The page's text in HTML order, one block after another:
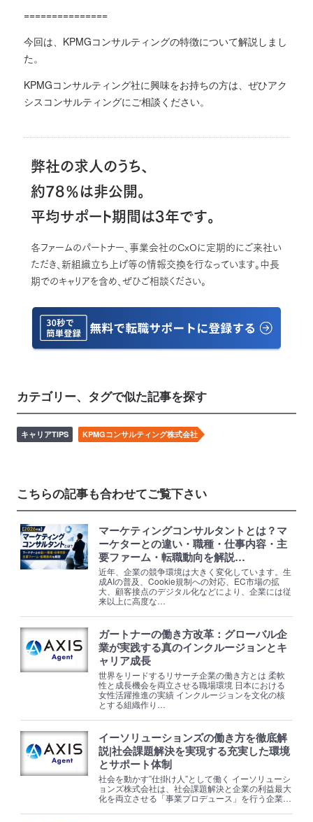
===============
今回は、KPMGコンサルティングの特徴について解説しまし
た。
KPMGコンサルティング社に興味をお持ちの方は、ぜひアク
シスコンサルティングにご相談ください。
弊社の求人のうち、
約78％は非公開。
平均サポート期間は3年です。
各ファームのパートナー、事業会社のCxOに定期的にご来社い
ただき、新組織立ち上げ等の情報交換を行なっています。中長
期でのキャリアを含め、ぜひご相談ください。
カテゴリー、タグで似た記事を探す
キャリアTIPS KPMGコンサルティング株式会社
こちらの記事も合わせてご覧下さい
マーケティングコンサルタントとは？マ
ーケターとの違い・職種・仕事内容・主
要ファーム・転職動向を解説…
近年、企業の競争環境は大きく変化しています。生
成AIの普及、Cookie規制への対応、EC市場の拡
大、顧客接点のデジタル化などにより、企業には従
来以上に高度な…
ガートナーの働き方改革：グローバル企
業が実践する真のインクルージョンとキ
ャリア成長
世界をリードするリサーチ企業の働き方とは 柔軟
性と成長機会を両立させる職場環境 日本における
女性活躍推進の実績 インクルージョンを文化の核
とする組織作り…
イーソリューションズの働き方を徹底解
説|社会課題解決を実現する充実した環境
とサポート体制
社会を動かす”仕掛け人”として働く イーソリューシ
ョンズ株式会社は、社会課題解決と企業の利益最大
化を両立させる「事業プロデュース」を行う企業…